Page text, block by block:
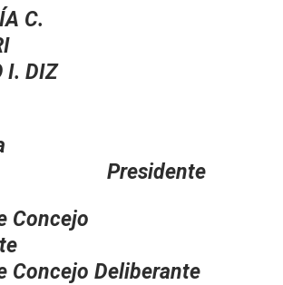
C.
I. DIZ
Concejo
Concejo Deliberante